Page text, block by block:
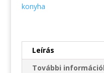
konyha
Leírás
További